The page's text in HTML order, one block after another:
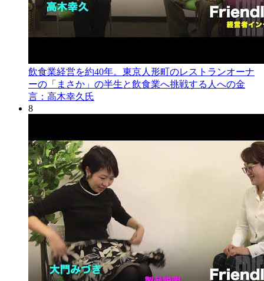
飲食業経営を約40年。東京人形町のレストランオーナ
ーの「まさか」の半生と飲食業へ挑戦する人への金
言：高木幸久氏
8